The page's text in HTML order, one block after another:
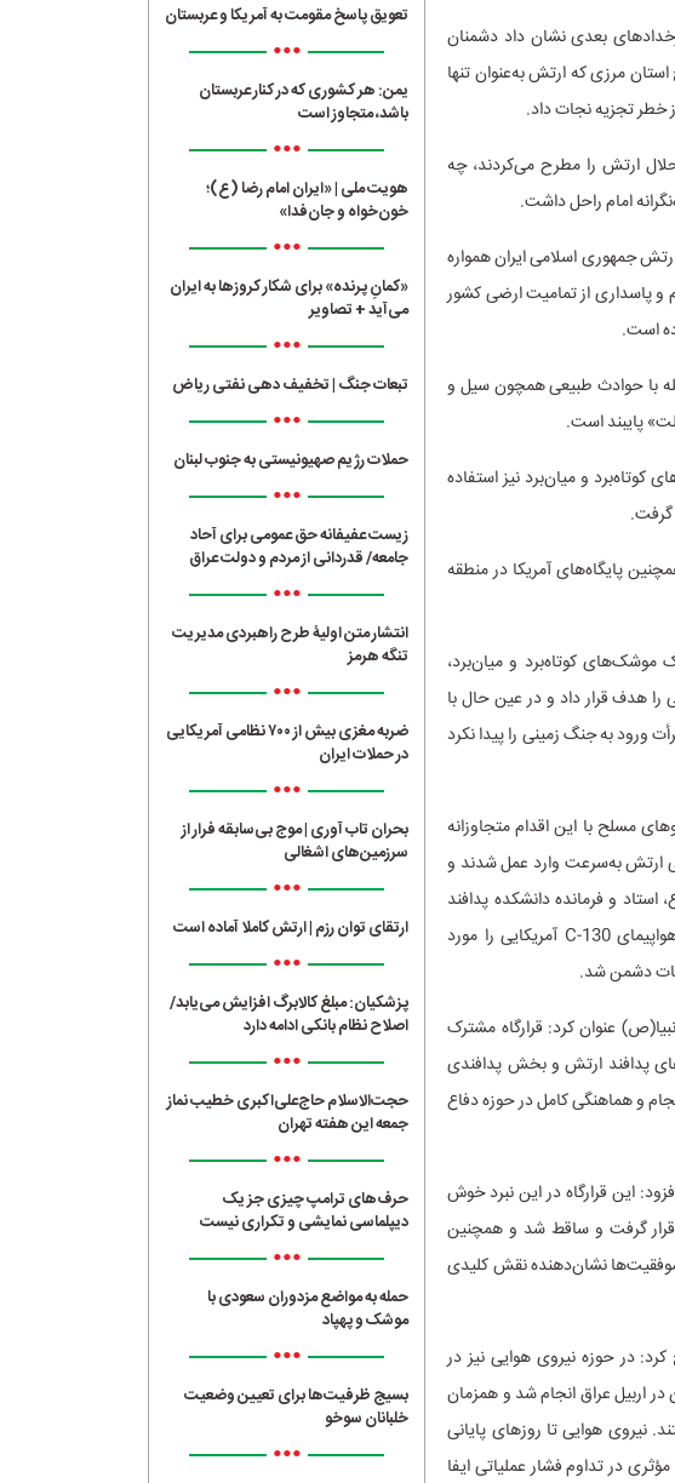
بعدی نشان داد دشمنان
مرزی که ارتش به‌عنوان تنها
خطر تجزیه نجات داد.
ارتش را مطرح می‌کردند، چه
امام راحل داشت.
جمهوری اسلامی ایران همواره
پاسداری از تمامیت ارضی کشور
است.
با حوادث طبیعی همچون سیل و
پایبند است.
کوتاه‌برد و میان‌برد نیز استفاده
پایگاه‌های آمریکا در منطقه
کوتاه‌برد و میان‌برد،
را هدف قرار داد و در عین حال با
ورود به جنگ زمینی را پیدا نکرد
مسلح با این اقدام متجاوزانه
۱۶ فروردین، نیروهای زمینی ارتش به‌سرعت وارد عمل شدند و
و فرمانده دانشکده پدافند
هوایی نیروی زمینی ارتش، با استفاده از تسلیحات دوش‌پرتاب، یک فروند هواپیمای C-130 آمریکایی را مورد
دشمن شد.
عنوان کرد: قرارگاه مشترک
پدافند ارتش و بخش پدافندی
و هماهنگی کامل در حوزه دفاع
این قرارگاه در این نبرد خوش
مورد اصابت قرار گرفت و ساقط شد و همچنین
نشان‌دهنده نقش کلیدی
در حوزه نیروی هوایی نیز در
در اربیل عراق انجام شد و همزمان
نیروی هوایی تا روزهای پایانی
در تداوم فشار عملیاتی ایفا
تعویق پاسخ مقومت به آمریکا و عربستان
•••
یمن: هر کشوری که در کنار عربستان
باشد، متجاوز است
•••
هویت ملی | «ایران امام رضا (ع)؛
خون‌خواه و جان‌فدا»
•••
«کمانِ پرنده» برای شکار کروزها به ایران
می‌آید + تصاویر
•••
تبعات جنگ | تخفیف دهی نفتی ریاض
•••
حملات رژیم صهیونیستی به جنوب لبنان
•••
زیست عفیفانه حق عمومی برای آحاد
جامعه/ قدردانی از مردم و دولت عراق
•••
انتشار متن اولیۀ طرح راهبردی مدیریت
تنگه هرمز
•••
ضربه مغزی بیش از ۷۰۰ نظامی آمریکایی
در حملات ایران
•••
بحران تاب آوری | موج بی‌سابقه فرار از
سرزمین‌های اشغالی
•••
ارتقای توان رزم | ارتش کاملا آماده است
•••
پزشکیان: مبلغ کالابرگ افزایش می‌یابد/
اصلاح نظام بانکی ادامه دارد
•••
حجت‌الاسلام حاج‌علی‌اکبری خطیب نماز
جمعه این هفته تهران
•••
حرف‌های ترامپ چیزی جز یک
دیپلماسی نمایشی و تکراری نیست
•••
حمله به مواضع مزدوران سعودی با
موشک و پهپاد
•••
بسیج ظرفیت‌ها برای تعیین وضعیت
خلبانان سوخو
•••